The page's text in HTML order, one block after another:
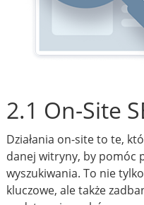
2.1 On-Site
Działania on-site to te,
danej witryny, by pomóc
wyszukiwania. To nie
kluczowe, ale także